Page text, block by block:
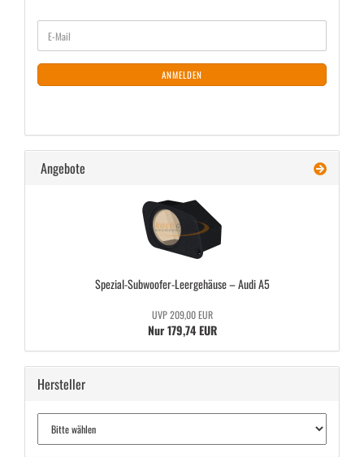
ZUR
NEWSLETTER-
ANMELDUNG
E-
Mail
ANMELDEN
Angebote
Spezial-​Subwoofer-Leergehäuse – Audi A5
UVP 209,00 EUR
Nur 179,74 EUR
Hersteller